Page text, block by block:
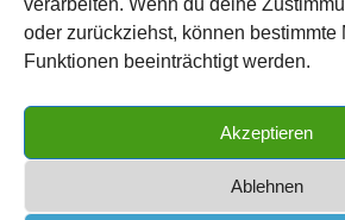
verarbeiten. Wenn du deine
oder zurückziehst, können bestimmte
Funktionen beeinträchtigt werden.
Akzeptieren
Ablehnen
Kontakt zu uns